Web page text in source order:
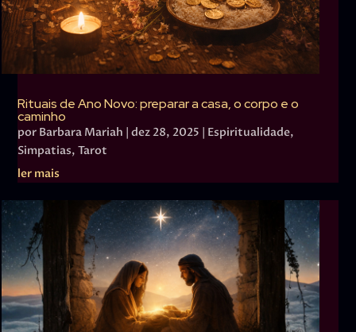
Rituais de Ano Novo: preparar a casa, o corpo e o
caminho
por Barbara Mariah |dez 28, 2025 | Espiritualidade,
Simpatias,Tarot
ler mais